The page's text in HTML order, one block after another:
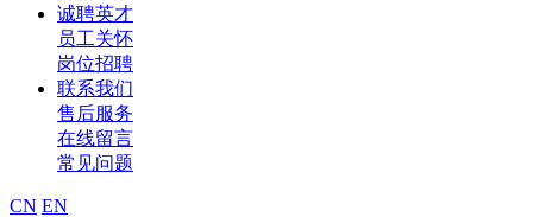
诚聘英才
员工关怀
岗位招聘
联系我们
售后服务
在线留言
常见问题
CN EN